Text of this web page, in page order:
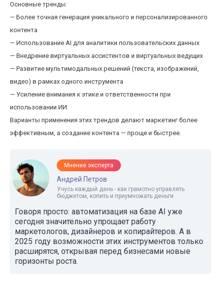
Основные тренды:
— Более точная генерация уникального и персонализированного
контента
— Использование AI для аналитики пользовательских данных
— Внедрение виртуальных ассистентов и виртуальных ведущих
— Развитие мультимодальных решений (текста, изображений,
видео) в рамках одного инструмента
— Усиление внимания к этике и ответственности при
использовании ИИ
Варианты применения этих трендов делают маркетинг более
эффективным, а создание контента — проще и быстрее.
Мнение эксперта
Андрей Петров
Учусь каждый день - как грамотно управлять
бюджетом, копить и приумножать деньги
Говоря просто: автоматизация на базе AI уже
сегодня значительно упрощает работу
маркетологов, дизайнеров и копирайтеров. А в
2025 году возможности этих инструментов только
расширятся, открывая перед бизнесами новые
горизонты роста.